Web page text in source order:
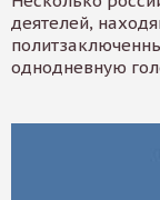
деятелей,
однодневную